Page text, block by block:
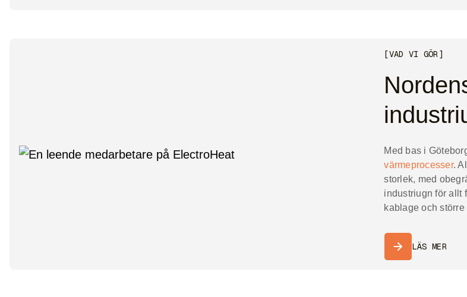
[VAD VI GÖR]
Med bas i
värmeprocesser.
storlek, med
industriugn för allt
kablage och större
LÄS MER